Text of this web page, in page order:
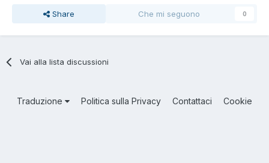
Share Che mi seguono 0
Vai alla lista discussioni
Traduzione Politica sulla Privacy Contattaci Cookie